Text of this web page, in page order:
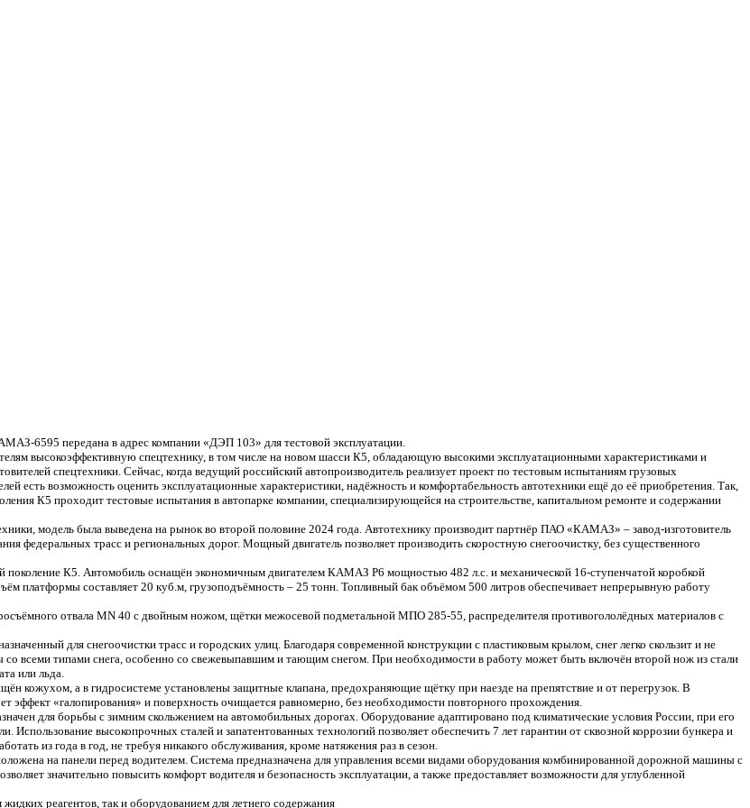
6595 передана в адрес компании «ДЭП 103» для тестовой эксплуатации.
высокоэффективную спецтехнику, в том числе на новом шасси К5, обладающую высокими эксплуатационными характеристиками и
спецтехники. Сейчас, когда ведущий российский автопроизводитель реализует проект по тестовым испытаниям грузовых
есть возможность оценить эксплуатационные характеристики, надёжность и комфортабельность автотехники ещё до её приобретения. Так,
К5 проходит тестовые испытания в автопарке компании, специализирующейся на строительстве, капитальном ремонте и содержании
модель была выведена на рынок во второй половине 2024 года. Автотехнику производит партнёр ПАО «КАМАЗ» – завод-изготовитель
федеральных трасс и региональных дорог. Мощный двигатель позволяет производить скоростную снегоочистку, без существенного
К5. Автомобиль оснащён экономичным двигателем КАМАЗ Р6 мощностью 482 л.с. и механической 16-ступенчатой коробкой
платформы составляет 20 куб.м, грузоподъёмность – 25 тонн. Топливный бак объёмом 500 литров обеспечивает непрерывную работу
отвала MN 40 с двойным ножом, щётки межосевой подметальной МПО 285-55, распределителя противогололёдных материалов с
для снегоочистки трасс и городских улиц. Благодаря современной конструкции с пластиковым крылом, снег легко скользит и не
всеми типами снега, особенно со свежевыпавшим и тающим снегом. При необходимости в работу может быть включён второй нож из стали
или льда.
а в гидросистеме установлены защитные клапана, предохраняющие щётку при наезде на препятствие и от перегрузок. В
эффект «галопирования» и поверхность очищается равномерно, без необходимости повторного прохождения.
для борьбы с зимним скольжением на автомобильных дорогах. Оборудование адаптировано под климатические условия России, при его
высокопрочных сталей и запатентованных технологий позволяет обеспечить 7 лет гарантии от сквозной коррозии бункера и
из года в год, не требуя никакого обслуживания, кроме натяжения раз в сезон.
на панели перед водителем. Система предназначена для управления всеми видами оборудования комбинированной дорожной машины с
значительно повысить комфорт водителя и безопасность эксплуатации, а также предоставляет возможности для углубленной
реагентов, так и оборудованием для летнего содержания